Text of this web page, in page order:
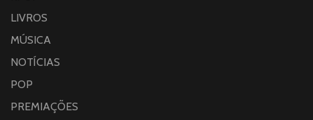
LIVROS
MÚSICA
NOTÍCIAS
POP
PREMIAÇÕES